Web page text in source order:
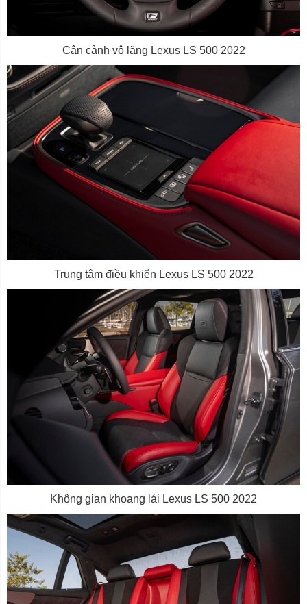
Cận cảnh vô lăng Lexus LS 500 2022
Trung tâm điều khiển Lexus LS 500 2022
Không gian khoang lái Lexus LS 500 2022